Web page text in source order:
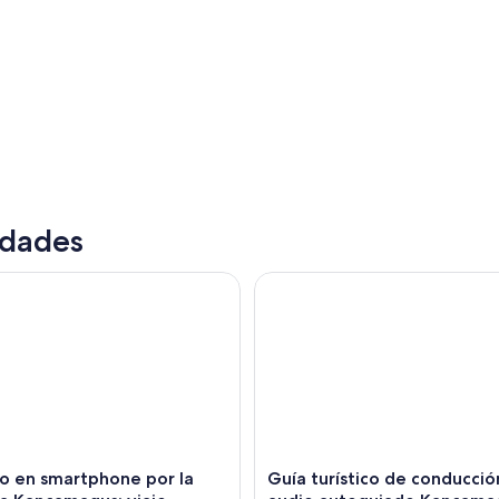
Un paisaje montañoso con un lago rodeado de
en smartphone por la
smartphone por la autopista Kancamagus: viaje autoguiado
Guía turístico de
Guía turístico de conducción